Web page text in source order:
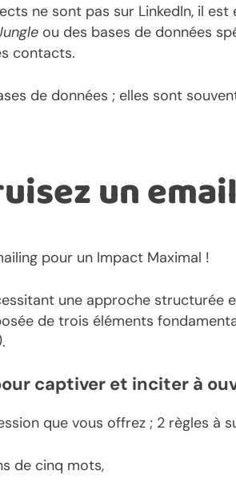
ne sont pas sur LinkedIn, il
ou des bases de données
contacts.
de données ; elles sont
un
pour un Impact Maximal !
une approche structurée
de trois éléments
.
captiver et inciter à
que vous offrez ; 2 règles à
de cinq mots,